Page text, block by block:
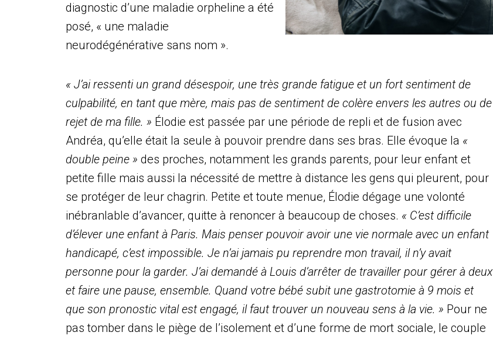
diagnostic d’une maladie orpheline a été
posé, « une maladie
neurodégénérative sans nom ».
« J’ai ressenti un grand désespoir, une très grande fatigue et un fort sentiment de
culpabilité, en tant que mère, mais pas de sentiment de colère envers les autres ou de
rejet de ma fille. » Élodie est passée par une période de repli et de fusion avec
Andréa, qu’elle était la seule à pouvoir prendre dans ses bras. Elle évoque la «
double peine » des proches, notamment les grands parents, pour leur enfant et
petite fille mais aussi la nécessité de mettre à distance les gens qui pleurent, pour
se protéger de leur chagrin. Petite et toute menue, Élodie dégage une volonté
inébranlable d’avancer, quitte à renoncer à beaucoup de choses. « C’est difficile
d’élever une enfant à Paris. Mais penser pouvoir avoir une vie normale avec un enfant
handicapé, c’est impossible. Je n’ai jamais pu reprendre mon travail, il n’y avait
personne pour la garder. J’ai demandé à Louis d’arrêter de travailler pour gérer à deux
et faire une pause, ensemble. Quand votre bébé subit une gastrotomie à 9 mois et
que son pronostic vital est engagé, il faut trouver un nouveau sens à la vie. » Pour ne
pas tomber dans le piège de l’isolement et d’une forme de mort sociale, le couple